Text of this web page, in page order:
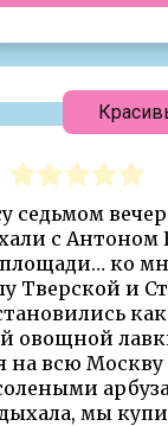
седьмом
с Антоном
ко
Тверской и
овощной
на всю Москву
мы